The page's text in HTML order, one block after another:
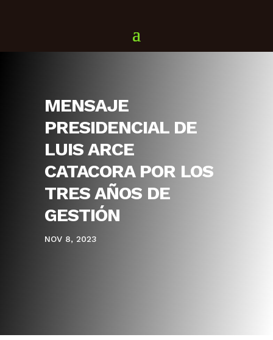
MENSAJE
PRESIDENCIAL DE
LUIS ARCE
CATACORA POR LOS
TRES AÑOS DE
GESTIÓN
NOV 8, 2023